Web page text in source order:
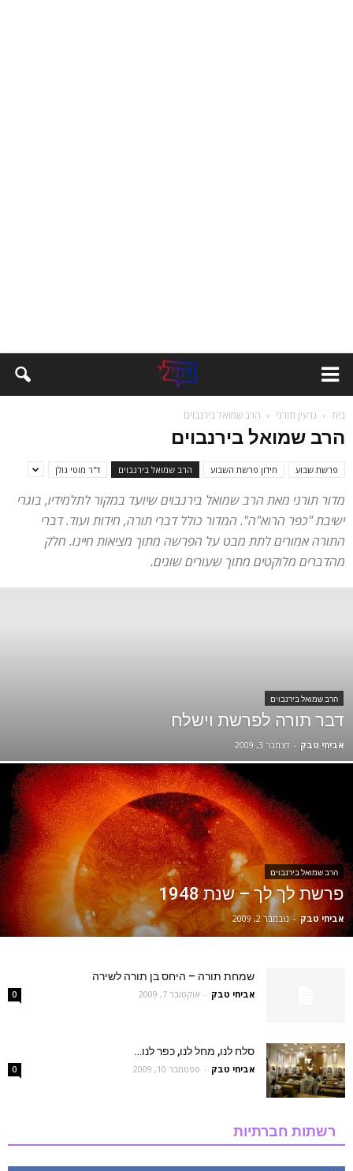
בית גרעין תורני הרב שמואל בירנבוים
הרב שמואל בירנבוים
פרשת שבוע חידון פרשת השבוע הרב שמואל בירנבוים ד''ר מוטי גולן
מדור תורני מאת הרב שמואל בירנבוים שיועד במקור לתלמידיו, בוגרי
ישיבת "כפר הרוא"ה". המדור כולל דברי תורה, חידות ועוד. דברי
התורה אמורים לתת מבט על הפרשה מתוך מציאות חיינו. חלק
מהדברים מלוקטים מתוך שעורים שונים.
הרב שמואל בירנבוים
דבר תורה לפרשת וישלח
אביחי טבק - דצמבר 3, 2009
הרב שמואל בירנבוים
פרשת לך לך – שנת 1948
אביחי טבק - נובמבר 2, 2009
שמחת תורה – היחס בן תורה לשירה
אביחי טבק - אוקטובר 7, 2009 0
סלח לנו, מחל לנו, כפר לנו…
אביחי טבק - ספטמבר 10, 2009 0
רשתות חברתיות